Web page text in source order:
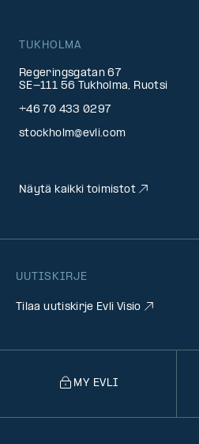
UUTISKIRJE
Tilaa uutiskirje Evli Visio
TUKHOLMA
Regeringsgatan 67
SE-111 56 Tukholma, Ruotsi
+46 70 433 0297
stockholm@evli.com
Näytä kaikki toimistot
MY EVLI